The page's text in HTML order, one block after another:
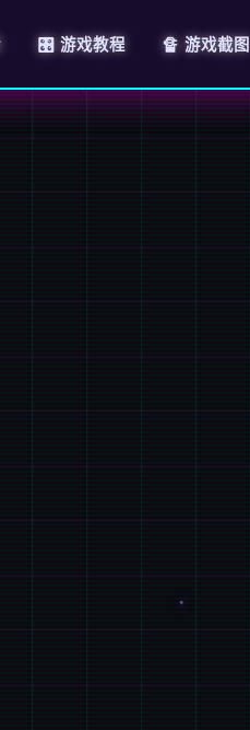
🎛️ 游戏教程 🔏 游戏截图